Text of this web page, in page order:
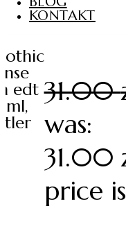
KONTAKT
edt 31.00
was:
31.00
price